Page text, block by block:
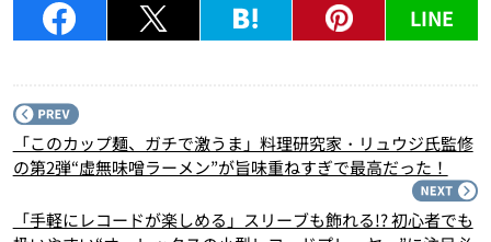
LINE
「このカップ麺、ガチで激うま」料理研究家・リュウジ氏監修
の第2弾“虚無味噌ラーメン”が旨味重ねすぎで最高だった！
「手軽にレコードが楽しめる」スリーブも飾れる!? 初心者でも